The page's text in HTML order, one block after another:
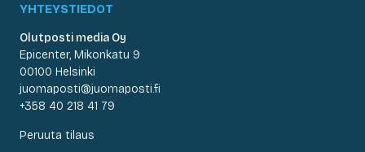
YHTEYSTIEDOT
Olutposti media Oy
Epicenter, Mikonkatu 9
00100 Helsinki
juomaposti@juomaposti.fi
+358 40 218 41 79
Peruuta tilaus